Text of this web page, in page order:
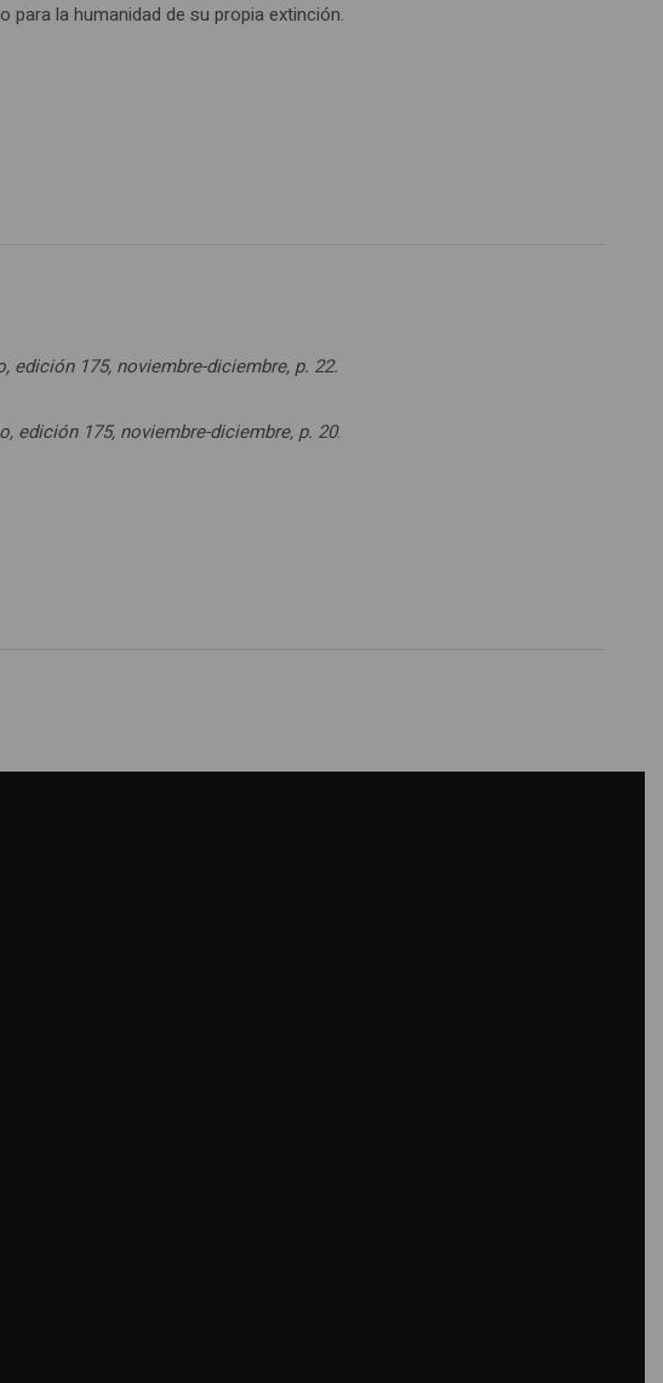
la humanidad de su propia extinción.
175, noviembre-diciembre, p. 22.
edición 175, noviembre-diciembre, p. 20.